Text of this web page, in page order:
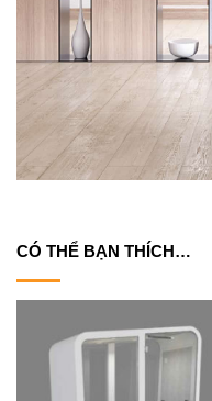
CÓ THỂ BẠN THÍCH…